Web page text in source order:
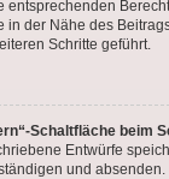
entsprechenden
in der Nähe des
Schritte geführt.
Schaltfläche beim
Entwürfe
und